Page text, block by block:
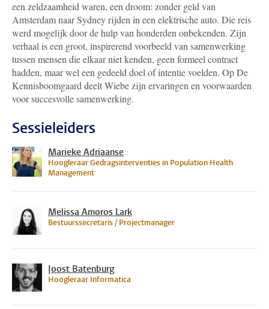
een zeldzaamheid waren, een droom: zonder geld van
Amsterdam naar Sydney rijden in een elektrische auto. Die reis
werd mogelijk door de hulp van honderden onbekenden. Zijn
verhaal is een groot, inspirerend voorbeeld van samenwerking
tussen mensen die elkaar niet kenden, geen formeel contract
hadden, maar wel een gedeeld doel of intentie voelden. Op De
Kennisboomgaard deelt Wiebe zijn ervaringen en voorwaarden
voor succesvolle samenwerking.
Sessieleiders
Marieke Adriaanse
Hoogleraar Gedragsinterventies in Population Health
Management
Melissa Amoros Lark
Bestuurssecretaris / Projectmanager
Joost Batenburg
Hoogleraar Informatica